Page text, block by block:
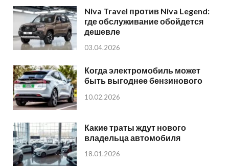
Niva Travel против Niva Legend:
где обслуживание обойдется
дешевле
03.04.2026
Когда электромобиль может
быть выгоднее бензинового
10.02.2026
Какие траты ждут нового
владельца автомобиля
18.01.2026